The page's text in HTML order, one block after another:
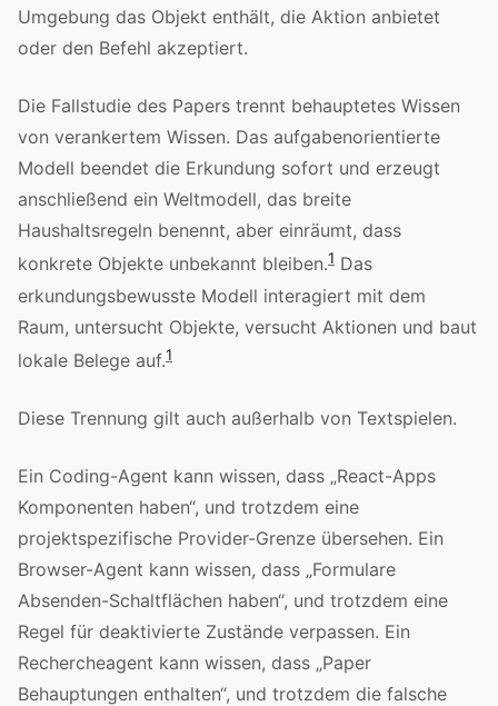
Umgebung das Objekt enthält, die Aktion anbietet
oder den Befehl akzeptiert.
Die Fallstudie des Papers trennt behauptetes Wissen
von verankertem Wissen. Das aufgabenorientierte
Modell beendet die Erkundung sofort und erzeugt
anschließend ein Weltmodell, das breite
Haushaltsregeln benennt, aber einräumt, dass
konkrete Objekte unbekannt bleiben.1 Das
erkundungsbewusste Modell interagiert mit dem
Raum, untersucht Objekte, versucht Aktionen und baut
lokale Belege auf.1
Diese Trennung gilt auch außerhalb von Textspielen.
Ein Coding-Agent kann wissen, dass „React-Apps
Komponenten haben“, und trotzdem eine
projektspezifische Provider-Grenze übersehen. Ein
Browser-Agent kann wissen, dass „Formulare
Absenden-Schaltflächen haben“, und trotzdem eine
Regel für deaktivierte Zustände verpassen. Ein
Rechercheagent kann wissen, dass „Paper
Behauptungen enthalten“, und trotzdem die falsche